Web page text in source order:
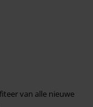
van alle nieuwe